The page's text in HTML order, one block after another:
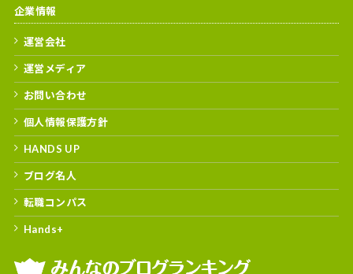
企業情報
運営会社
運営メディア
お問い合わせ
個人情報保護方針
HANDS UP
ブログ名人
転職コンパス
Hands+